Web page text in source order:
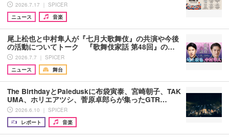
2026.7.17 ｜ SPICER
ニュース
音楽
尾上松也と中村隼人が『七月大歌舞伎』の共演や今後
の活動についてトーク 『歌舞伎家話 第48回』の…
2026.7.7 ｜ SPICER
ニュース
舞台
The BirthdayとPaleduskに布袋寅泰、宮崎朝子、TAK
UMA、ホリエアツシ、菅原卓郎らが集ったGTR…
2026.6.10 ｜ SPICER
レポート
音楽